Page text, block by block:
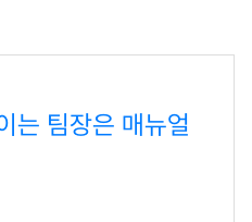
는 팀장은 매뉴얼